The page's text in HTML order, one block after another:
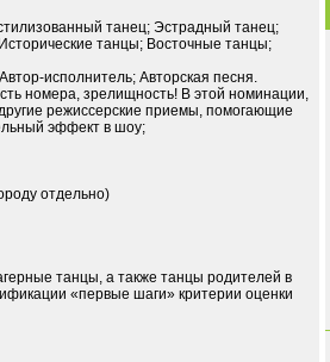
танец; Эстрадный танец;
танцы; Восточные танцы;
исполнитель; Авторская песня.
номера, зрелищность! В этой номинации,
режиссерские приемы, помогающие
эффект в шоу;
отдельно)
танцы, а также танцы родителей в
«первые шаги» критерии оценки